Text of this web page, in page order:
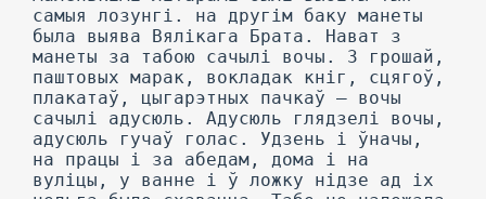
самыя лозунгі. на другім баку манеты
была выява Вялікага Брата. Нават з
манеты за табою сачылі вочы. 3 грошай,
паштовых марак, вокладак кніг, сцягоў,
плакатаў, цыгарэтных пачкаў — вочы
сачылі адусюль. Адусюль глядзелі вочы,
адусюль гучаў голас. Удзень і ўначы,
на працы і за абедам, дома і на
вуліцы, у ванне і ў ложку нідзе ад іх